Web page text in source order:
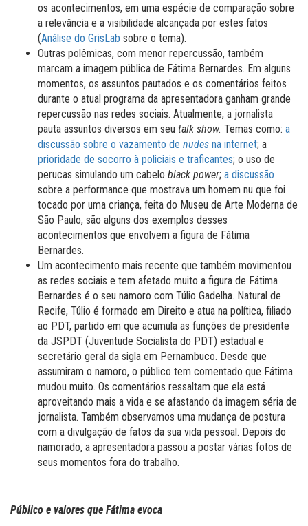
os acontecimentos, em uma espécie de comparação sobre
a relevância e a visibilidade alcançada por estes fatos
(Análise do GrisLab sobre o tema).
Outras polêmicas, com menor repercussão, também
marcam a imagem pública de Fátima Bernardes. Em alguns
momentos, os assuntos pautados e os comentários feitos
durante o atual programa da apresentadora ganham grande
repercussão nas redes sociais. Atualmente, a jornalista
pauta assuntos diversos em seu talk show. Temas como: a
discussão sobre o vazamento de nudes na internet; a
prioridade de socorro à policiais e traficantes; o uso de
perucas simulando um cabelo black power; a discussão
sobre a performance que mostrava um homem nu que foi
tocado por uma criança, feita do Museu de Arte Moderna de
São Paulo, são alguns dos exemplos desses
acontecimentos que envolvem a figura de Fátima
Bernardes.
Um acontecimento mais recente que também movimentou
as redes sociais e tem afetado muito a figura de Fátima
Bernardes é o seu namoro com Túlio Gadelha. Natural de
Recife, Túlio é formado em Direito e atua na política, filiado
ao PDT, partido em que acumula as funções de presidente
da JSPDT (Juventude Socialista do PDT) estadual e
secretário geral da sigla em Pernambuco. Desde que
assumiram o namoro, o público tem comentado que Fátima
mudou muito. Os comentários ressaltam que ela está
aproveitando mais a vida e se afastando da imagem séria de
jornalista. Também observamos uma mudança de postura
com a divulgação de fatos da sua vida pessoal. Depois do
namorado, a apresentadora passou a postar várias fotos de
seus momentos fora do trabalho.
Público e valores que Fátima evoca